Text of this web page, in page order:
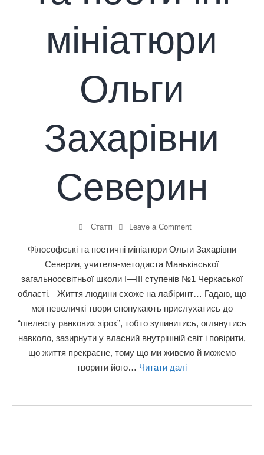
мініатюри
Ольги
Захарівни
Северин
Статті Leave a Comment
Філософські та поетичні мініатюри Ольги Захарівни
Северин, учителя-методиста Маньківської
загальноосвітньої школи І—ІІІ ступенів №1 Черкаської
області. Життя людини схоже на лабіринт… Гадаю, що
мої невеличкі твори спонукають прислухатись до
“шелесту ранкових зірок”, тобто зупинитись, оглянутись
навколо, зазирнути у власний внутрішній світ і повірити,
що життя прекрасне, тому що ми живемо й можемо
творити його… Читати далі